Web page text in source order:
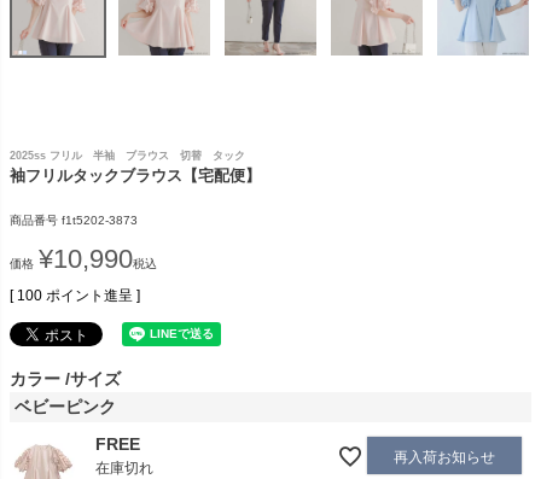
2025ss フリル 半袖 ブラウス 切替 タック
袖フリルタックブラウス【宅配便】
商品番号 f1t5202-3873
価格 ¥10,990税込
[ 100 ポイント進呈 ]
カラー サイズ
ベビーピンク
FREE
在庫切れ
再入荷お知らせ